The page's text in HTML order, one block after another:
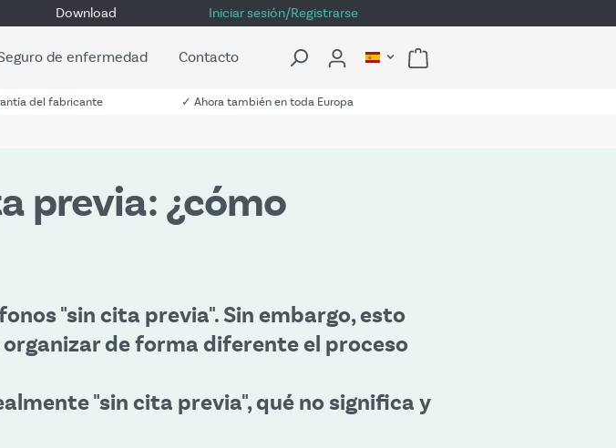
Download Iniciar sesión/Registrarse
de enfermedad Contacto
del fabricante ✓ Ahora también en toda Europa
previa: ¿cómo
"sin cita previa". Sin embargo, esto
de forma diferente el proceso
"sin cita previa", qué no significa y